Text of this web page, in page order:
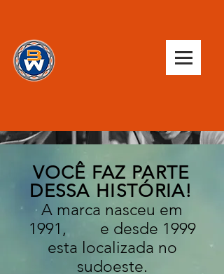
VOCÊ FAZ PARTE
DESSA HISTÓRIA!
A marca nasceu em
1991, e desde 1999
esta localizada no
sudoeste.